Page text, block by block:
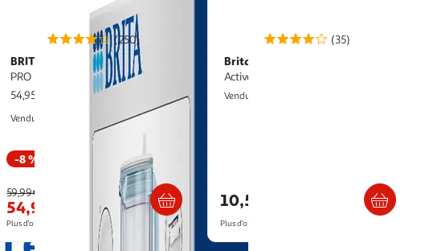
(250)
BRITA
PRO
54,95€ / pce
Vendu par
-8 %
Livr. ou retrait dès 5/6 jours
59,99€
54,95€
Plus d'offres à partir de 55.27€
(35)
Brita
Active bleu foncé
Vendu par
10,59€
Plus d'offres à partir de